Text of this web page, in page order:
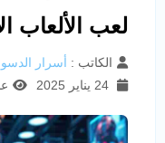
لعب الألعاب
الكاتب : أسرار